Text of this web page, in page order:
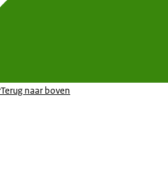
Terug naar boven